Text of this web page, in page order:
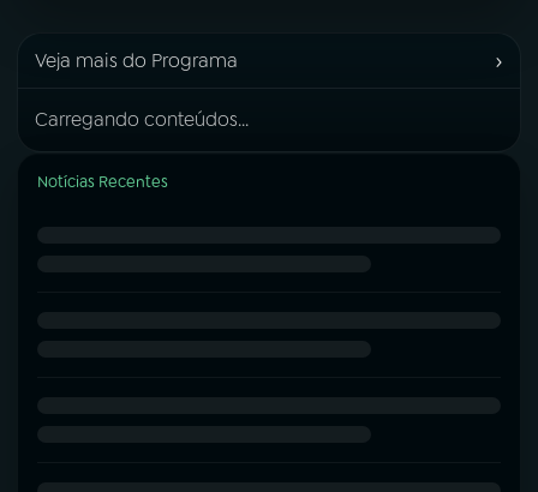
Veja mais do Programa ›
Carregando conteúdos...
Notícias Recentes